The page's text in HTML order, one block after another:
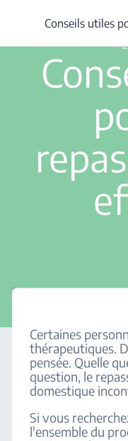
/
Conseils utiles
Certaines
thérapeutiques.
pensée. Quelle
question, le
domestique
Si vous
l'ensemble du